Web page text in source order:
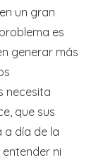
un gran
es
generar más
necesita
que sus
a día de la
ni